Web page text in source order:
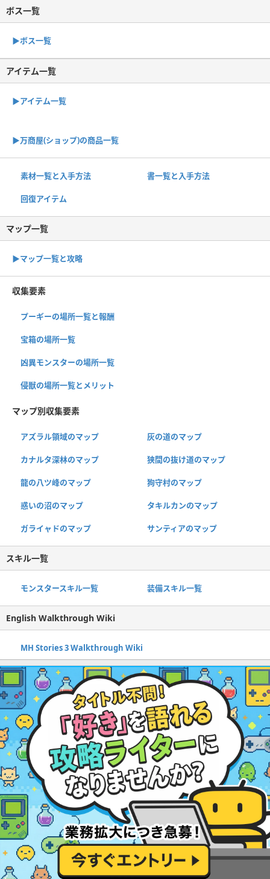
ボス一覧
▶︎ボス一覧
アイテム一覧
▶アイテム一覧
▶︎万商屋(ショップ)の商品一覧
素材一覧と入手方法 書一覧と入手方法
回復アイテム
マップ一覧
▶︎マップ一覧と攻略
収集要素
プーギーの場所一覧と報酬
宝箱の場所一覧
凶異モンスターの場所一覧
侵獣の場所一覧とメリット
マップ別収集要素
アズラル領域のマップ 灰の道のマップ
カナルタ深林のマップ 狭間の抜け道のマップ
龍の八ツ峰のマップ 狗守村のマップ
惑いの沼のマップ タキルカンのマップ
ガライャドのマップ サンティアのマップ
スキル一覧
モンスタースキル一覧 装備スキル一覧
English Walkthrough Wiki
MH Stories 3 Walkthrough Wiki